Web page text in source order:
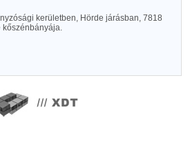
kerületben, Hörde járásban, 7818
kőszénbányája.